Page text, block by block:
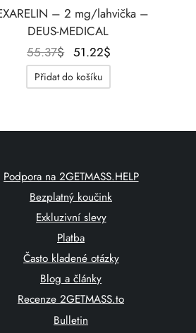
– 2 mg/lahvička –
DEUS-MEDICAL
55.37$ Původní
cena
byla:
51.22$
Přidat do košíku
Podpora na 2GETMASS.HELP
Bezplatný koučink
Exkluzivní slevy
Platba
Často kladené otázky
Blog a články
Recenze 2GETMASS.to
Bulletin